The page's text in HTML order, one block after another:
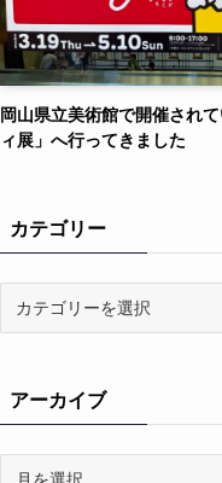
岡山県立美術館で開催され
ィ展」へ行ってきました
カテゴリー
ーアーカイブ